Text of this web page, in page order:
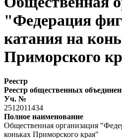
"Федерация
катания на
Приморского
Реестр
Реестр общественных
Уч. №
2512011434
Полное наименование
Общественная организация
коньках Приморского края"